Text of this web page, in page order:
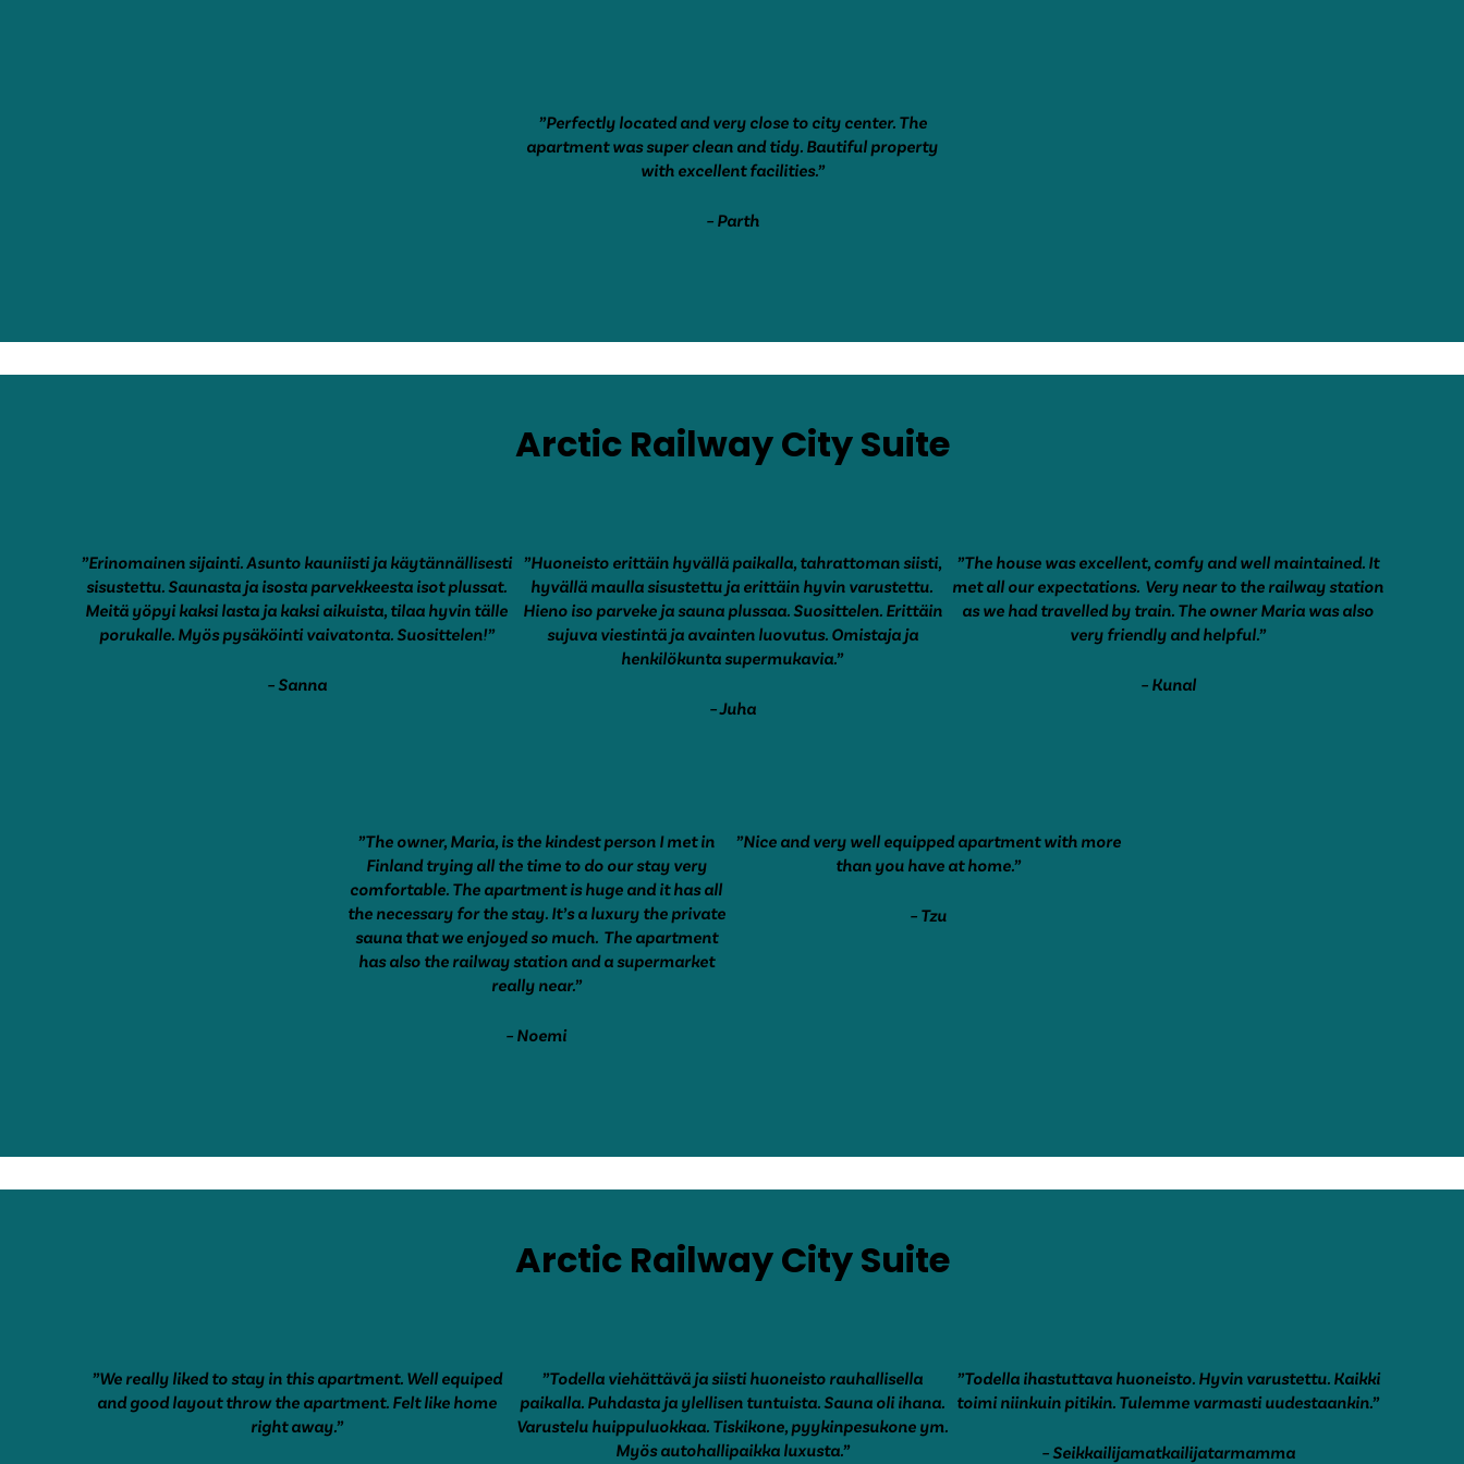
”Perfectly located and very close to city center. The
apartment was super clean and tidy. Bautiful property
with excellent facilities.”
– Parth
Arctic Railway City Suite
”Erinomainen sijainti. Asunto kauniisti ja käytännällisesti
sisustettu. Saunasta ja isosta parvekkeesta isot plussat.
Meitä yöpyi kaksi lasta ja kaksi aikuista, tilaa hyvin tälle
porukalle. Myös pysäköinti vaivatonta. Suosittelen!”
– Sanna
”Huoneisto erittäin hyvällä paikalla, tahrattoman siisti,
hyvällä maulla sisustettu ja erittäin hyvin varustettu.
Hieno iso parveke ja sauna plussaa. Suosittelen. Erittäin
sujuva viestintä ja avainten luovutus. Omistaja ja
henkilökunta supermukavia.”
– Juha
”The house was excellent, comfy and well maintained. It
met all our expectations. Very near to the railway station
as we had travelled by train. The owner Maria was also
very friendly and helpful.”
– Kunal
”The owner, Maria, is the kindest person I met in
Finland trying all the time to do our stay very
comfortable. The apartment is huge and it has all
the necessary for the stay. It’s a luxury the private
sauna that we enjoyed so much. The apartment
has also the railway station and a supermarket
really near.”
– Noemi
”Nice and very well equipped apartment with more
than you have at home.”
– Tzu
Arctic Railway City Suite
”We really liked to stay in this apartment. Well equiped
and good layout throw the apartment. Felt like home
right away.”
”Todella viehättävä ja siisti huoneisto rauhallisella
paikalla. Puhdasta ja ylellisen tuntuista. Sauna oli ihana.
Varustelu huippuluokkaa. Tiskikone, pyykinpesukone ym.
Myös autohallipaikka luxusta.”
”Todella ihastuttava huoneisto. Hyvin varustettu. Kaikki
toimi niinkuin pitikin. Tulemme varmasti uudestaankin.”
– Seikkailijamatkailijatarmamma